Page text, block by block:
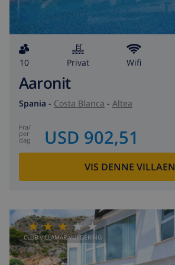
10 privat wifi
Aaronit
Spania - Costa Blanca - Altea
fra/
per
dag USD 902,51
VIS DENNE VILLAEN
CLUB VILLAMAR VURDERING